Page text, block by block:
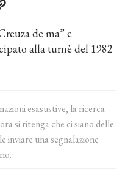
de ma” e
alla turnè del 1982
esasustive, la ricerca
si ritenga che ci siano delle
inviare una segnalazione